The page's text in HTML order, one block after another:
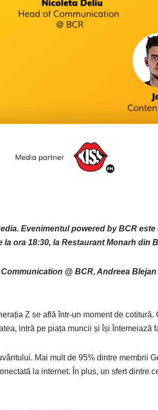
Evenimentul powered by BCR
ora 18:30, la Restaurant Monarh din
@ BCR, Andreea
Z se află într-un moment de
intră pe piața muncii și își întemeiază
Mai mult de 95% dintre membrii
la internet. În plus, un sfert dintre